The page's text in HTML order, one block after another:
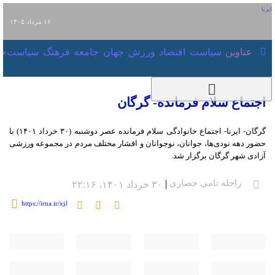
۱۶ مرداد ۱۴۰۵
عناوین‌ سیاست اقتصاد ورزش جهان جامعه فرهنگ
اجتماع سلام فرمانده- گرگان
گرگان- ایرنا- اجتماع خانوادگی سلام فرمانده عصر دوشنبه (۳۰ خرداد ۱۴۰۱) با حضور
دهه نودی‌ها، جوانان، نوجوانان و اقشار مختلف مردم در مجموعه ورزشی آزادی شهر
گرگان برگزار شد.
راحله تامی حصاری ۳۰ خرداد ۱۴۰۱، ۲۲:۱۶